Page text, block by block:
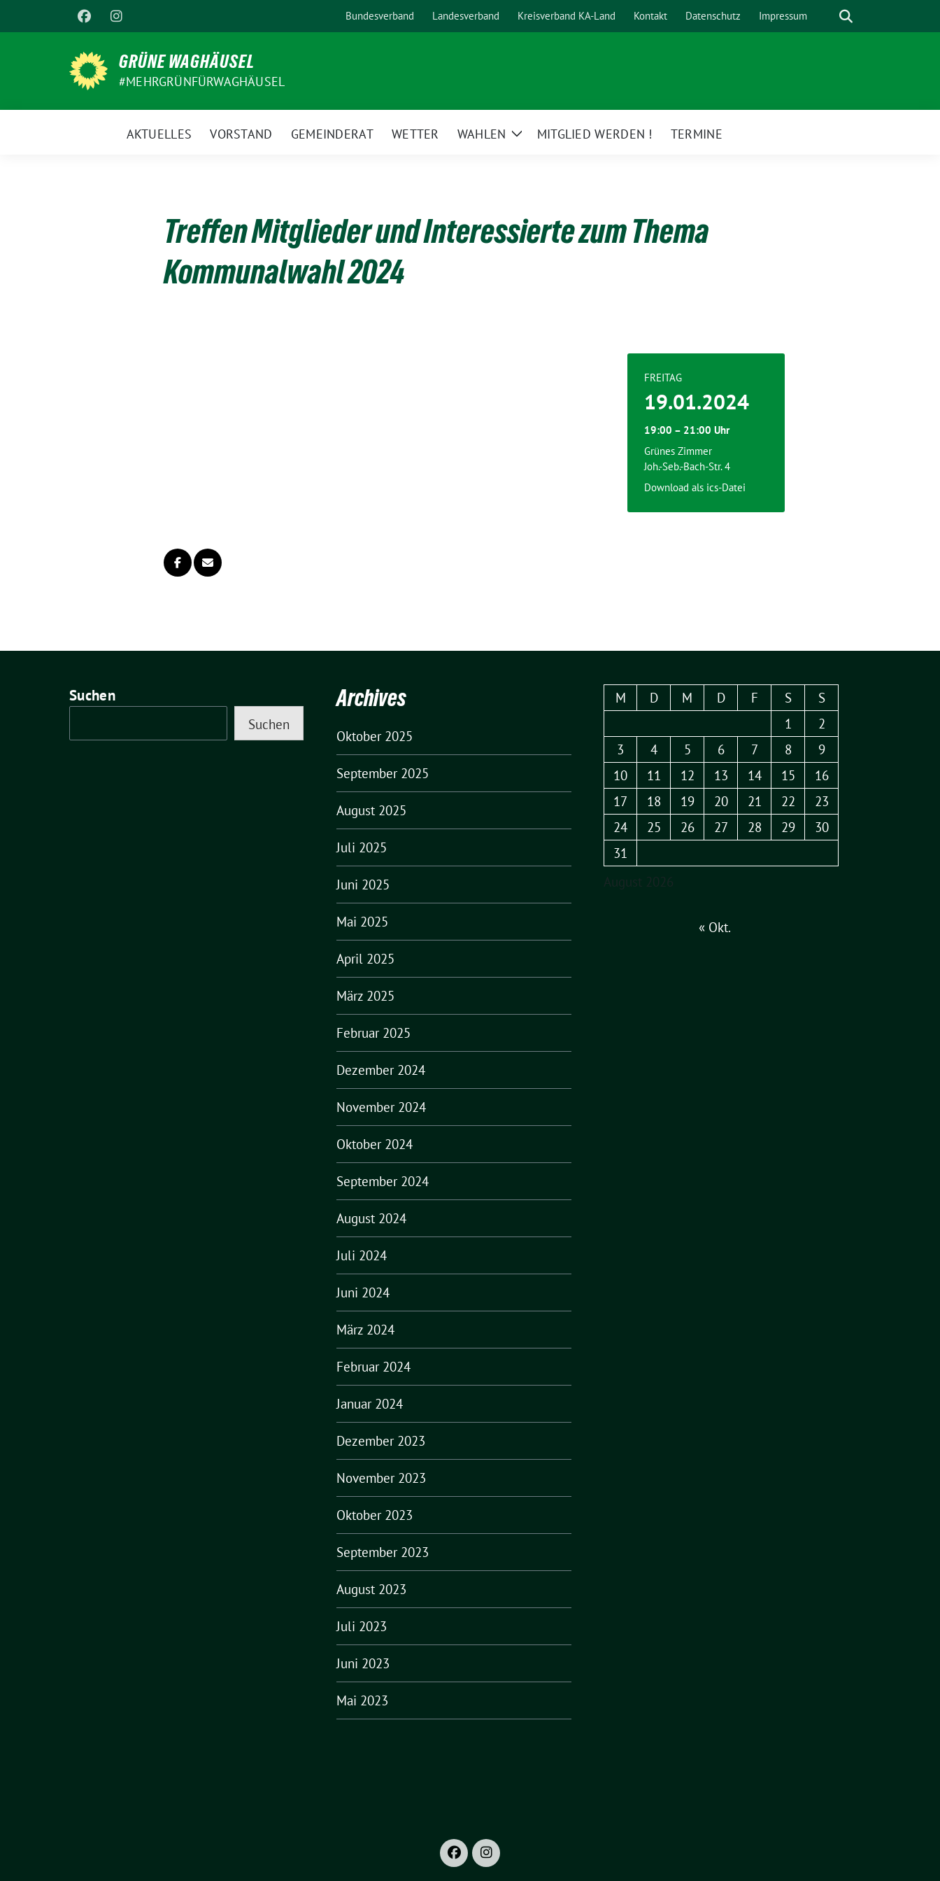
zum
Bundesverband Landesverband Kreisverband KA-Land Kontakt Datenschutz Impressum Suche
GRÜNE WAGHÄUSEL
#MEHRGRÜNFÜRWAGHÄUSEL
AKTUELLES VORSTAND GEMEINDERAT WETTER WAHLEN
ZeigeMITGLIED WERDEN ! TERMINE
Treffen Mitglieder und Interessierte zum Thema
Kommunalwahl 2024
FREITAG
19.01.2024
19:00 – 21:00 Uhr
Grünes Zimmer
Joh.-Seb.-Bach-Str. 4
Download als ics-Datei
Suchen
Suchen
Archives
Oktober 2025
September 2025
August 2025
Juli 2025
Juni 2025
Mai 2025
April 2025
März 2025
Februar 2025
Dezember 2024
November 2024
Oktober 2024
September 2024
August 2024
Juli 2024
Juni 2024
März 2024
Februar 2024
Januar 2024
Dezember 2023
November 2023
Oktober 2023
September 2023
August 2023
Juli 2023
Juni 2023
Mai 2023
August 2026
M D M D F S
S
1
2
3
4 5 6 7 8
9
10
11 12 13 14 15
16
17
18 19 20 21 22
23
24
25 26 27 28 29
30
31
« Okt.